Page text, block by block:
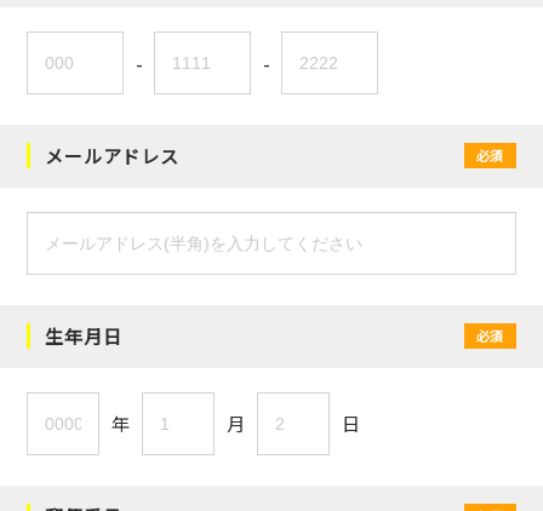
- -
メールアドレス 必須
生年月日 必須
年 月 日